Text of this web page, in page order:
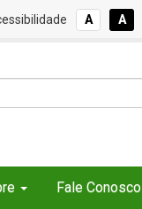
A A
Fale Conosco